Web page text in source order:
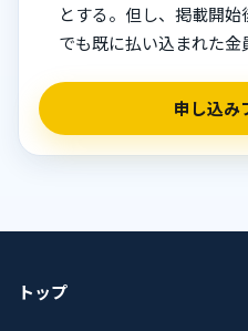
とする。但し、掲載開
でも既に払い込まれた金
申し込み
トップ